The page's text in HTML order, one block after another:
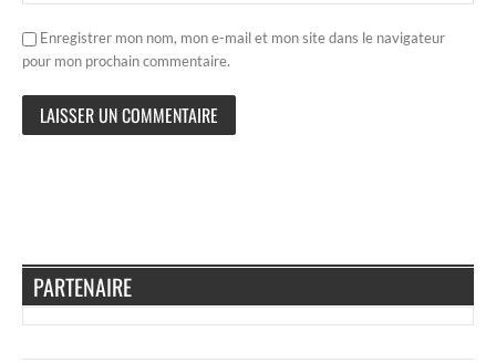
Enregistrer mon nom, mon e-mail et mon site dans le navigateur
pour mon prochain commentaire.
PARTENAIRE